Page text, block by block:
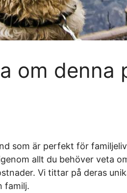
om denna
som är perfekt för
allt du behöver veta
Vi tittar på deras
familj.